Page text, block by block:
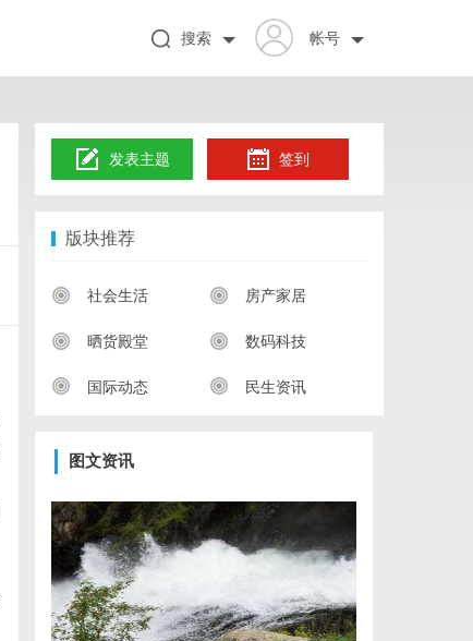
帐号
搜索
发表主题 签到
版块推荐
社会生活 房产家居
晒货殿堂 数码科技
国际动态 民生资讯
图文资讯